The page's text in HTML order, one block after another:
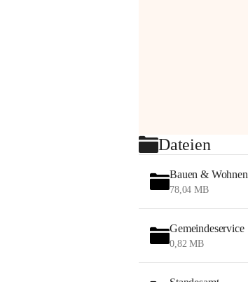
Dateien
Bauen & Wohnen
78,04 MB
Gemeindeservice
0,82 MB